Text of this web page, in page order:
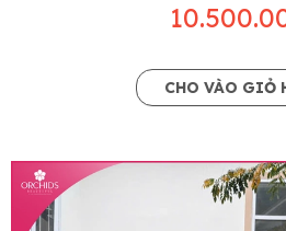
CHO VÀO GIỎ